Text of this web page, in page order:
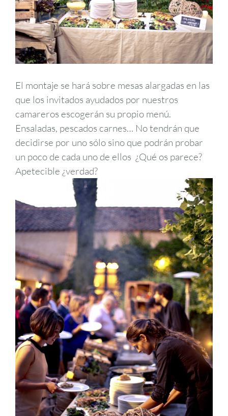
El montaje se hará sobre mesas alargadas en las
que los invitados ayudados por nuestros
camareros escogerán su propio menú.
Ensaladas, pescados carnes… No tendrán que
decidirse por uno sólo sino que podrán probar
un poco de cada uno de ellos ¿Qué os parece?
Apetecible ¿verdad?